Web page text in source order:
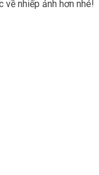
về nhiếp ảnh hơn nhé!